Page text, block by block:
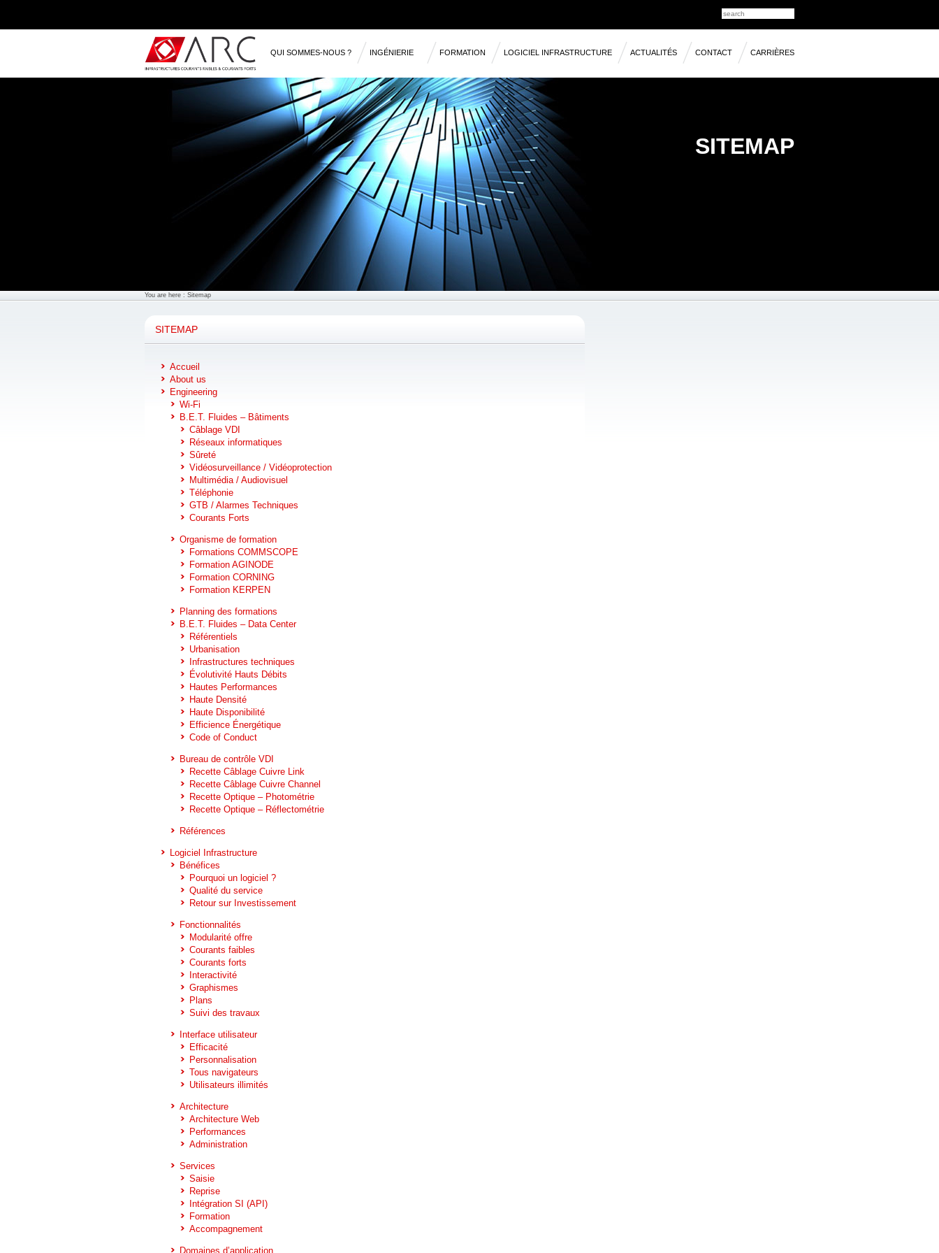
QUI SOMMES-NOUS ? INGÉNIERIE
RÉFÉRENCES
FORMATION LOGICIEL INFRASTRUCTURE ACTUALITÉS CONTACT CARRIÈRES
SITEMAP
You are here : Sitemap
SITEMAP
Accueil
About us
Engineering
Wi-Fi
B.E.T. Fluides – Bâtiments
Câblage VDI
Réseaux informatiques
Sûreté
Vidéosurveillance / Vidéoprotection
Multimédia / Audiovisuel
Téléphonie
GTB / Alarmes Techniques
Courants Forts
Organisme de formation
Formations COMMSCOPE
Formation AGINODE
Formation CORNING
Formation KERPEN
Planning des formations
B.E.T. Fluides – Data Center
Référentiels
Urbanisation
Infrastructures techniques
Évolutivité Hauts Débits
Hautes Performances
Haute Densité
Haute Disponibilité
Efficience Énergétique
Code of Conduct
Bureau de contrôle VDI
Recette Câblage Cuivre Link
Recette Câblage Cuivre Channel
Recette Optique – Photométrie
Recette Optique – Réflectométrie
Références
Logiciel Infrastructure
Bénéfices
Pourquoi un logiciel ?
Qualité du service
Retour sur Investissement
Fonctionnalités
Modularité offre
Courants faibles
Courants forts
Interactivité
Graphismes
Plans
Suivi des travaux
Interface utilisateur
Efficacité
Personnalisation
Tous navigateurs
Utilisateurs illimités
Architecture
Architecture Web
Performances
Administration
Services
Saisie
Reprise
Intégration SI (API)
Formation
Accompagnement
Domaines d’application